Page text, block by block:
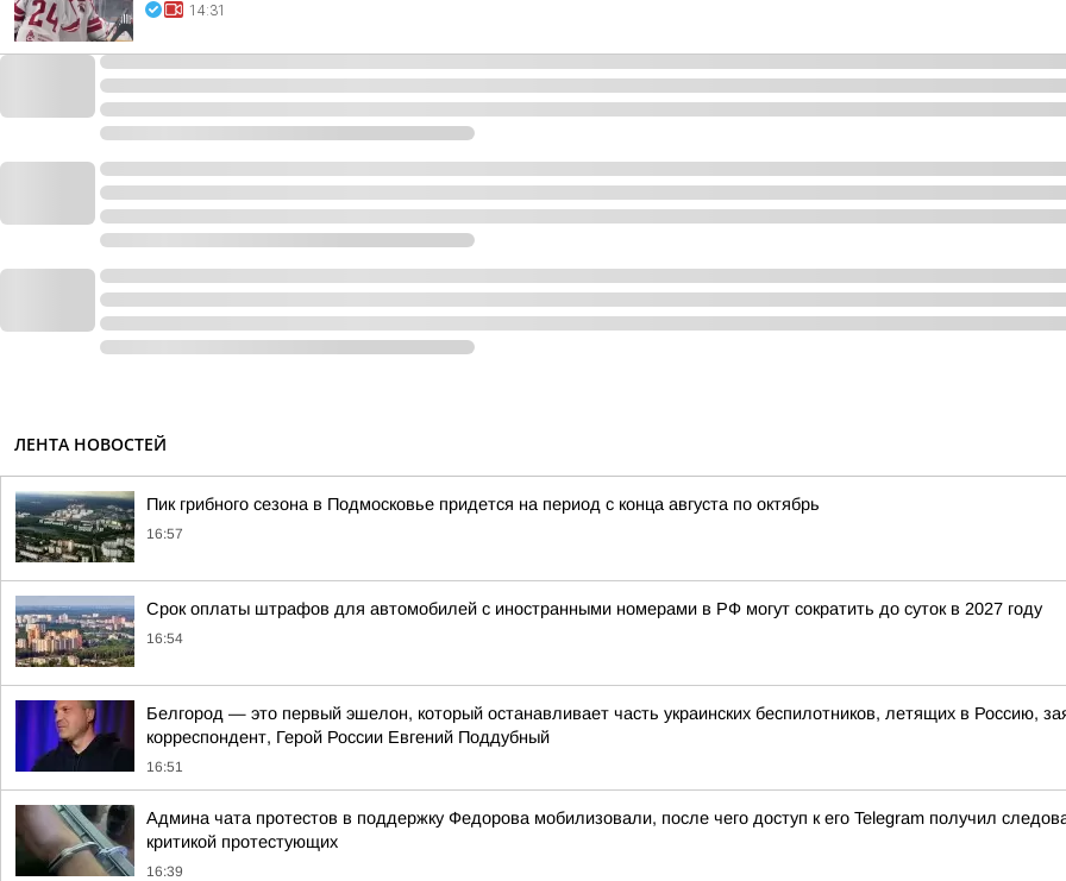
14:31
ЛЕНТА НОВОСТЕЙ
Пик грибного сезона в Подмосковье придется на период с конца августа по октябрь
16:57
Срок оплаты штрафов для автомобилей с иностранными номерами в РФ могут сократить до суток в 2027 году
16:54
Белгород — это первый эшелон, который останавливает часть украинских беспилотников, летящих в Россию,
корреспондент, Герой России Евгений Поддубный
16:51
Админа чата протестов в поддержку Федорова мобилизовали, после чего доступ к его Telegram получил
критикой протестующих
16:39